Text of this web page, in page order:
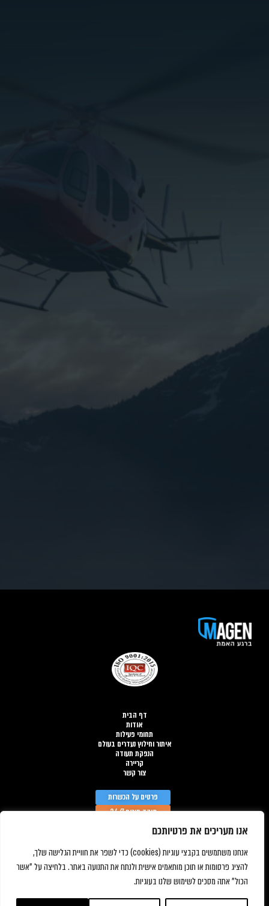
אנו מעריכים את פרטיותכם
אנחנו משתמשים בקבצי עוגיות (cookies) כדי לשפר את חוויית הגלישה שלך,
להציג פרסומות או תוכן מותאמים אישית ולנתח את התנועה באתר. בלחיצה על "אשר
הכול" אתה מסכים לשימוש שלנו בעוגיות.
דף הבית
אודות
תחומי פעילות
איתור וחילוץ נעדרים בעולם
הנפקת תעודה
קריירה
צור קשר
פרטים על הכשרות
מוקד חירום 24/7
מדיניות פרטיות
© כל הזכויות שמורות מגן – ניהול אסונות 2026